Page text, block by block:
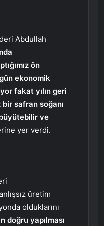
Abdullah
ön
ekonomik
fakat yılın geri
safran soğanı
ve
yer verdi.
üretim
olduklarını
doğru yapılması